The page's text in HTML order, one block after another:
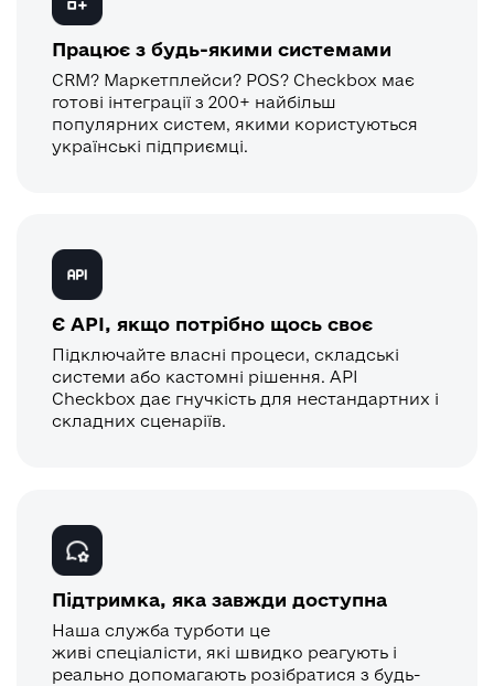
Працює з будь-якими системами
CRM? Маркетплейси? POS? Checkbox має
готові інтеграції з 200+ найбільш
популярних систем, якими користуються
українські підприємці.
Є API, якщо потрібно щось своє
Підключайте власні процеси, складські
системи або кастомні рішення. API
Checkbox дає гнучкість для нестандартних і
складних сценаріїв.
Підтримка, яка завжди доступна
Наша служба турботи це
живі спеціалісти, які швидко реагують і
реально допомагають розібратися з будь-